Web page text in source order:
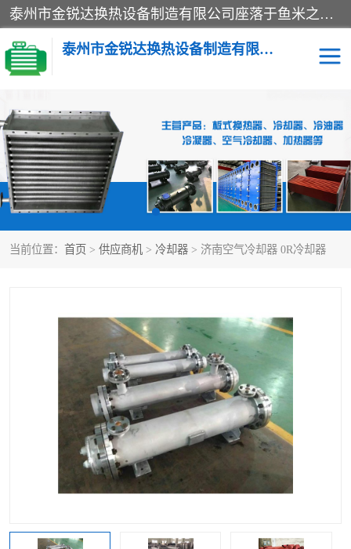
泰州市金锐达换热设备制造有限公司座落于鱼米之乡、祥泰之州一江苏泰州。是一家多年从事换热设备研究、设计、制造、销售、服务于一体的生产企业。
泰州市金锐达换热设备制造有限公司
当前位置： 首页 > 供应商机 > 冷却器 > 济南空气冷却器 0R冷却器
冷却器 换热器
散热器 预热器
热交换器